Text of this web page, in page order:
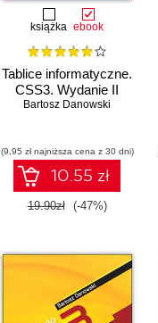
książka ebook
Tablice informatyczne.
CSS3. Wydanie II
Bartosz Danowski
(9,95 zł najniższa cena z 30 dni)
10.55 zł
19.90zł (-47%)